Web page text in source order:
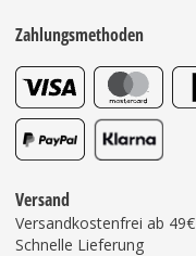
Zahlungsmethoden
Versand
Versandkostenfrei ab 49€
Schnelle Lieferung